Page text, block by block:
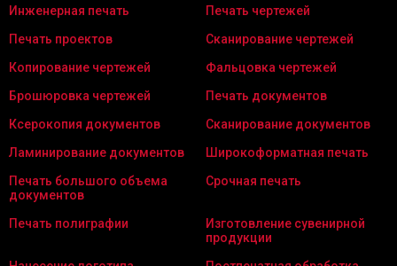
Инженерная печать
Печать чертежей
Печать проектов
Сканирование чертежей
Копирование чертежей
Фальцовка чертежей
Брошюровка чертежей
Печать документов
Ксерокопия документов
Сканирование документов
Ламинирование документов
Широкоформатная печать
Печать большого объема
документов
Срочная печать
Печать полиграфии
Изготовление сувенирной
продукции